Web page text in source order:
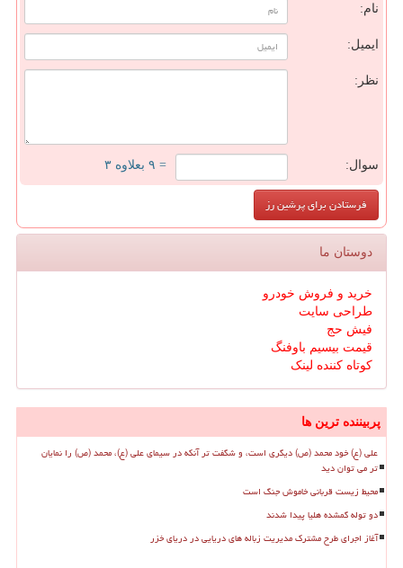
نام:
ایمیل:
نظر:
سوال: = ۹ بعلاوه ۳
دوستان ما
خرید و فروش خودرو
طراحی سایت
فیش حج
قیمت بیسیم باوفنگ
کوتاه کننده لینک
پربیننده ترین ها
علی (ع) خود محمد (ص) دیگری است، و شگفت تر آنکه در سیمای علی (ع)، محمد (ص) را نمایان
تر می توان دید
محیط زیست قربانی خاموش جنگ است
دو توله گمشده هلیا پیدا شدند
آغاز اجرای طرح مشترک مدیریت زباله های دریایی در دریای خزر